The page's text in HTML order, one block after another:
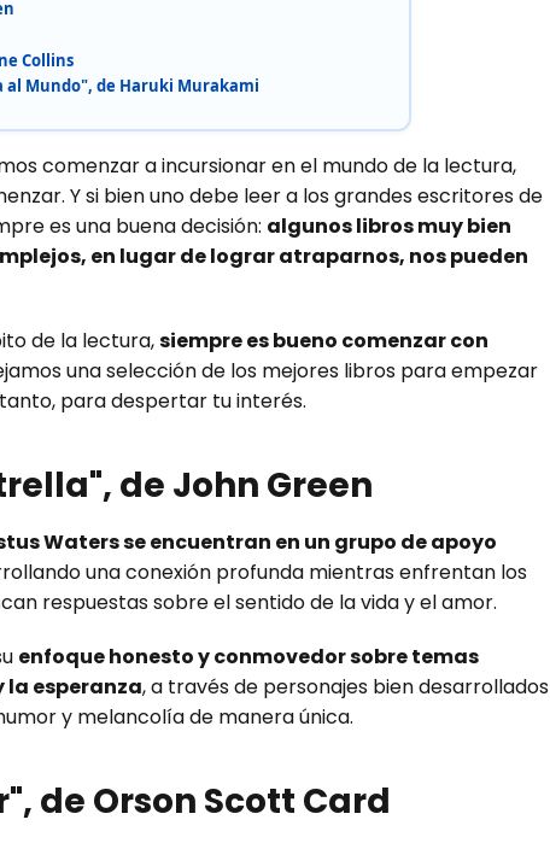
Collins
al Mundo", de Haruki Murakami
comenzar a incursionar en el mundo de la lectura,
Y si bien uno debe leer a los grandes escritores de
es una buena decisión: algunos libros muy bien
en lugar de lograr atraparnos, nos pueden
de la lectura,siempre es bueno comenzar con
una selección de los mejores libros para empezar
para despertar tu interés.
de John Green
Waters se encuentran en un grupo de apoyo
una conexión profunda mientras enfrentan los
respuestas sobre el sentido de la vida y el amor.
enfoque honesto y conmovedor sobre temas
esperanza, a través de personajes bien desarrollados
y melancolía de manera única.
de Orson Scott Card